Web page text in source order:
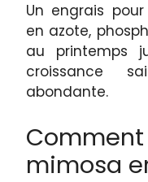
Un engrais
en azote,
au printemps
croissance
abondante.
mimosa